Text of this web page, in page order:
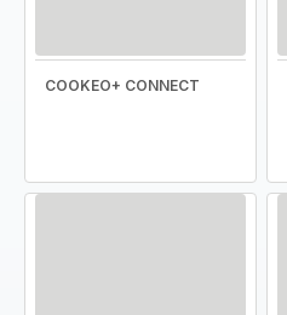
COOKEO+ CONNECT